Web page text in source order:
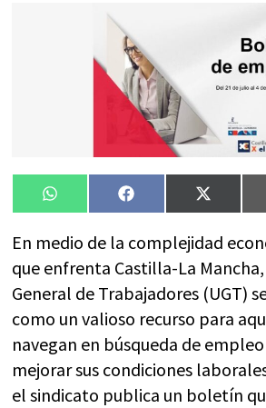
Compartir
en
WhatsAppCompartir
en
Facebook
en
X
En medio de la complejidad
que enfrenta Castilla-La
General de Trabajadores (UGT)
como un valioso recurso para
navegan en búsqueda de
mejorar sus condiciones
el sindicato publica un boletín